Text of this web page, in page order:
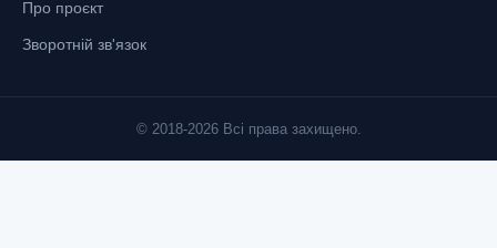
Про проєкт
Зворотній зв'язок
© 2018-2026 Всі права захищено.